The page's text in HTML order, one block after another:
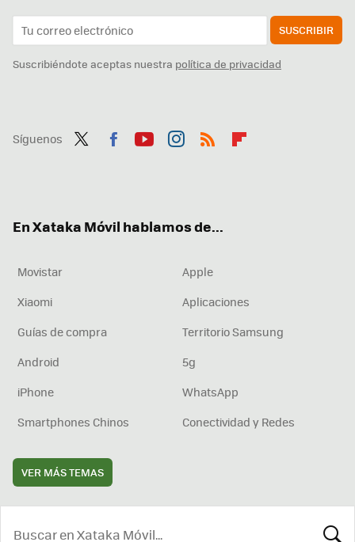
SUSCRIBIR
Suscribiéndote aceptas nuestra política de privacidad
Síguenos
En Xataka Móvil hablamos de...
Movistar
Apple
Xiaomi
Aplicaciones
Guías de compra
Territorio Samsung
Android
5g
iPhone
WhatsApp
Smartphones Chinos
Conectividad y Redes
VER MÁS TEMAS